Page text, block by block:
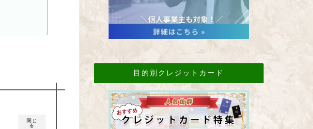
閉じ
る
目的別クレジットカード